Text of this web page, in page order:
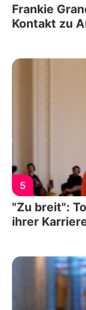
Frankie
Kontakt zu
5
"Zu breit":
ihrer